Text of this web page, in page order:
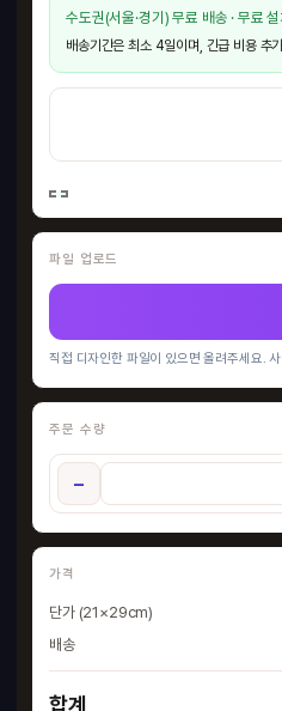
수도권(서울·경기) 무료 배송 · 무료 설
배송기간은 최소 4일이며, 긴급 비용 추
파일 업로드
직접 디자인한 파일이 있으면 올려주세요.
주문 수량
−
가격
단가 (21×29cm)
배송
합계